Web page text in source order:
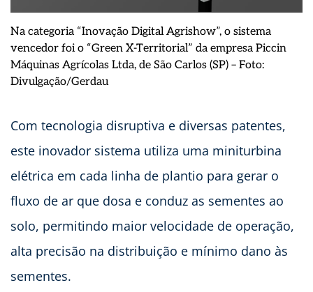
Na categoria “Inovação Digital Agrishow”, o sistema
vencedor foi o “Green X-Territorial” da empresa Piccin
Máquinas Agrícolas Ltda, de São Carlos (SP) – Foto:
Divulgação/Gerdau
Com tecnologia disruptiva e diversas patentes,
este inovador sistema utiliza uma miniturbina
elétrica em cada linha de plantio para gerar o
fluxo de ar que dosa e conduz as sementes ao
solo, permitindo maior velocidade de operação,
alta precisão na distribuição e mínimo dano às
sementes.